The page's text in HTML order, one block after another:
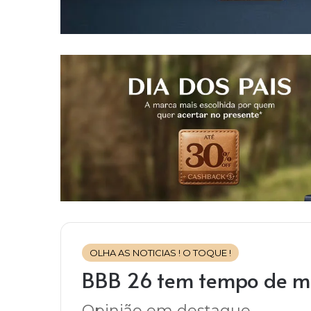
OLHA AS NOTICIAS ! O TOQUE !
BBB 26 tem tempo de